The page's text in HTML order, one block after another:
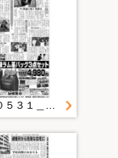
２０１１＿０５３１＿２０＿登下校見守り隊 児童と顔合わせ 大船渡・猪川小